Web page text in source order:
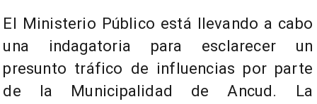
El Ministerio Público está llevando a cabo
una indagatoria para esclarecer un
presunto tráfico de influencias por parte
de la Municipalidad de Ancud. La